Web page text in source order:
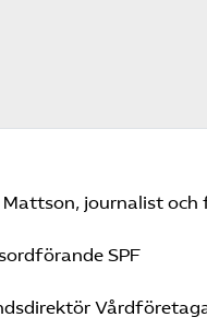
Mattson, journalist
SPF